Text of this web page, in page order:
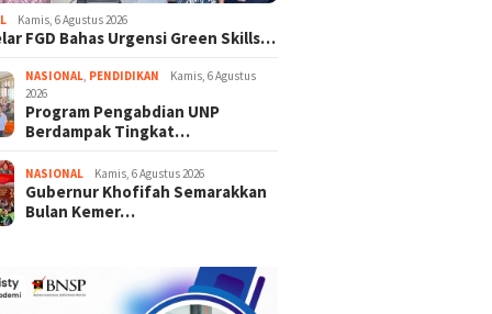
Kamis, 6 Agustus 2026
FGD Bahas Urgensi Green Skills…
NASIONAL PENDIDIKAN
Kamis, 6 Agustus
2026
Program Pengabdian UNP
Berdampak Tingkat…
NASIONAL Kamis, 6 Agustus 2026
Gubernur Khofifah Semarakkan
Bulan Kemer…